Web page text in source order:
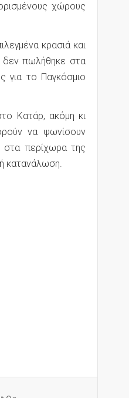
χώρους
κρασιά και
δεν πωλήθηκε στα
για το Παγκόσμιο
Κατάρ, ακόμη κι
να ψωνίσουν
περίχωρα της
κατανάλωση.